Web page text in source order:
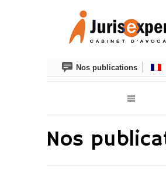
Nos publications
Nos